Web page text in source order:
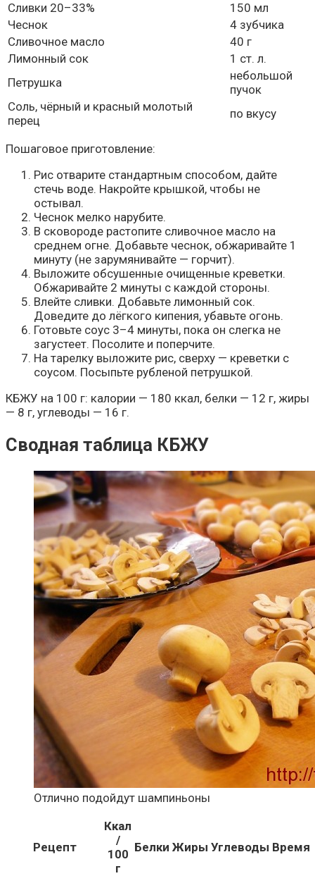
Сливки 20–33%
150 мл
Чеснок
4 зубчика
Сливочное масло
40 г
Лимонный сок
1 ст. л.
Петрушка
небольшой
пучок
Соль, чёрный и красный молотый
перец
по вкусу
Пошаговое приготовление:
Рис отварите стандартным способом, дайте
стечь воде. Накройте крышкой, чтобы не
остывал.
Чеснок мелко нарубите.
В сковороде растопите сливочное масло на
среднем огне. Добавьте чеснок, обжаривайте 1
минуту (не зарумянивайте — горчит).
Выложите обсушенные очищенные креветки.
Обжаривайте 2 минуты с каждой стороны.
Влейте сливки. Добавьте лимонный сок.
Доведите до лёгкого кипения, убавьте огонь.
Готовьте соус 3–4 минуты, пока он слегка не
загустеет. Посолите и поперчите.
На тарелку выложите рис, сверху — креветки с
соусом. Посыпьте рубленой петрушкой.
КБЖУ на 100 г: калории — 180 ккал, белки — 12 г, жиры
— 8 г, углеводы — 16 г.
Сводная таблица КБЖУ
Отлично подойдут шампиньоны
Рецепт
Ккал
/
100
г
Белки Жиры Углеводы Время